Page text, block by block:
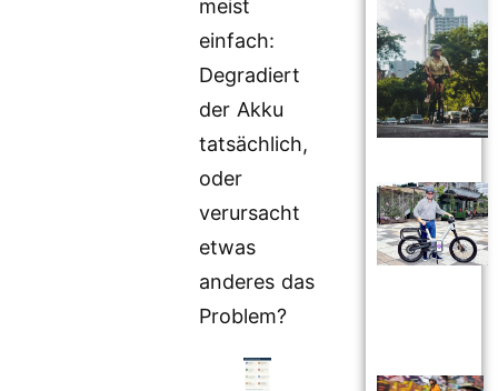
meist
einfach:
Degradiert
der Akku
tatsächlich,
oder
verursacht
etwas
anderes das
Problem?